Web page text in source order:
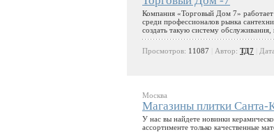
Компания «Торговый Дом 7» работает
среди профессионалов рынка
создать такую систему обслуживания,
Просмотров: 11087 Автор: ТД7
Москва
Магазины плитки Санта-
У нас вы найдете новинки
ассортименте только качественные